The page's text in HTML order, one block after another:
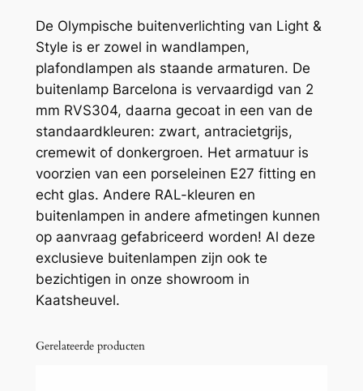
De Olympische buitenverlichting van Light &
Style is er zowel in wandlampen,
plafondlampen als staande armaturen. De
buitenlamp Barcelona is vervaardigd van 2
mm RVS304, daarna gecoat in een van de
standaardkleuren: zwart, antracietgrijs,
cremewit of donkergroen. Het armatuur is
voorzien van een porseleinen E27 fitting en
echt glas. Andere RAL-kleuren en
buitenlampen in andere afmetingen kunnen
op aanvraag gefabriceerd worden! Al deze
exclusieve buitenlampen zijn ook te
bezichtigen in onze showroom in
Kaatsheuvel.
Gerelateerde producten